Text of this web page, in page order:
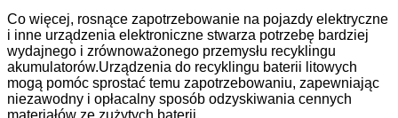
Co więcej, rosnące zapotrzebowanie na pojazdy elektryczne
i inne urządzenia elektroniczne stwarza potrzebę bardziej
wydajnego i zrównoważonego przemysłu recyklingu
akumulatorów.Urządzenia do recyklingu baterii litowych
mogą pomóc sprostać temu zapotrzebowaniu, zapewniając
niezawodny i opłacalny sposób odzyskiwania cennych